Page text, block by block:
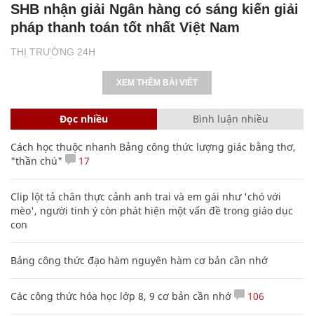
THỊ TRƯỜNG 24H
SHB nhận giải Ngân hàng có sáng kiến giải
pháp thanh toán tốt nhất Việt Nam
XEM THÊM BÀI VIẾT
Đọc nhiều Bình luận nhiều
Cách học thuộc nhanh Bảng công thức lượng giác bằng thơ,
"thần chú"
17
Clip lột tả chân thực cảnh anh trai và em gái như 'chó với
mèo', người tinh ý còn phát hiện một vấn đề trong giáo dục
con
Bảng công thức đạo hàm nguyên hàm cơ bản cần nhớ
Các công thức hóa học lớp 8, 9 cơ bản cần nhớ 106